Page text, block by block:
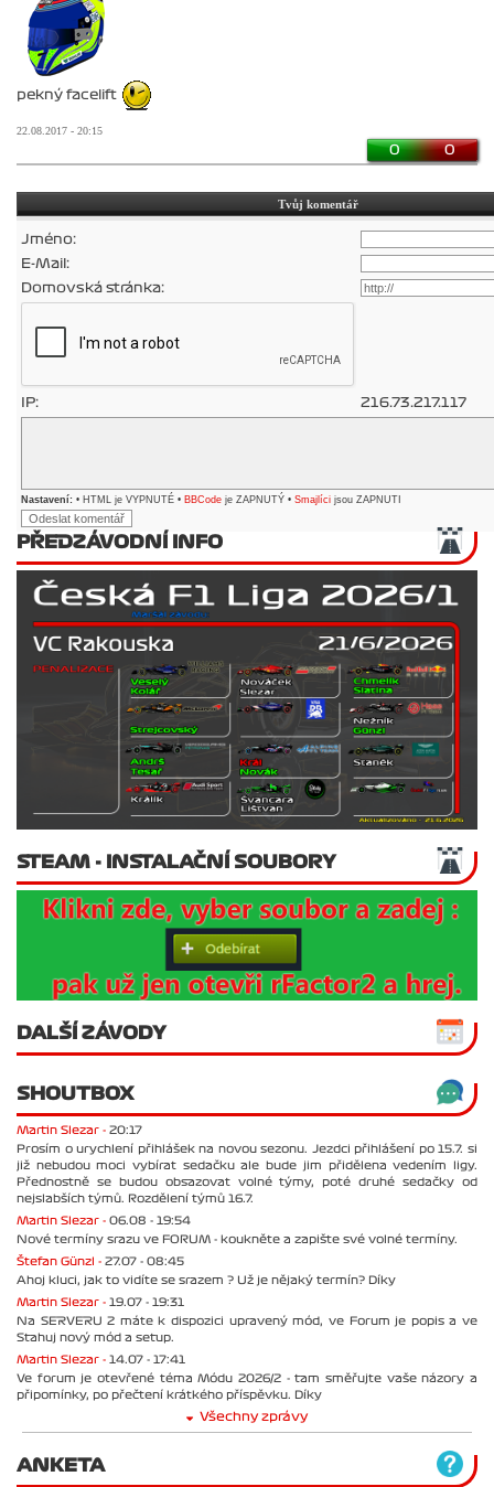
pekný facelift
22.08.2017 - 20:15
0 0
Tvůj komentář
Jméno:
E-Mail:
Domovská stránka:
IP: 216.73.217.117
Nastavení: • HTML je VYPNUTÉ • BBCode je ZAPNUTÝ • Smajlíci jsou ZAPNUTI
PŘEDZÁVODNÍ INFO
STEAM - INSTALAČNÍ SOUBORY
DALŠÍ ZÁVODY
SHOUTBOX
Martin Slezar - 20:17
Prosím o urychlení přihlášek na novou sezonu. Jezdci přihlášení po 15.7. si
již nebudou moci vybírat sedačku ale bude jim přidělena vedením ligy.
Přednostně se budou obsazovat volné týmy, poté druhé sedačky od
nejslabších týmů. Rozdělení týmů 16.7.
Martin Slezar - 06.08 - 19:54
Nové termíny srazu ve FORUM - koukněte a zapište své volné termíny.
Štefan Günzl - 27.07 - 08:45
Ahoj kluci, jak to vidíte se srazem ? Už je nějaký termín? Díky
Martin Slezar - 19.07 - 19:31
Na SERVERU 2 máte k dispozici upravený mód, ve Forum je popis a ve
Stahuj nový mód a setup.
Martin Slezar - 14.07 - 17:41
Ve forum je otevřené téma Módu 2026/2 - tam směřujte vaše názory a
připomínky, po přečtení krátkého příspěvku. Díky
Všechny zprávy
ANKETA